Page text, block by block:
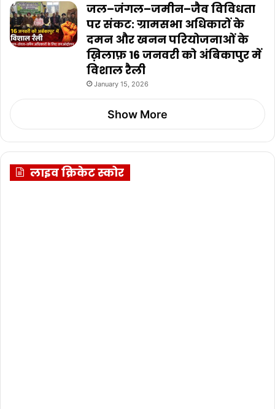
जल–जंगल–जमीन–जैव विविधता
पर संकट: ग्रामसभा अधिकारों के
दमन और खनन परियोजनाओं के
ख़िलाफ़ 16 जनवरी को अंबिकापुर में
विशाल रैली
January 15, 2026
Show More
लाइव क्रिकेट स्कोर